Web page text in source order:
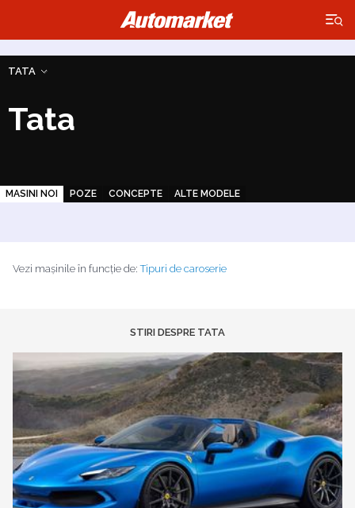
×
TATA
Tata
MASINI NOI POZE CONCEPTE ALTE MODELE
Vezi mașinile în funcție de:Tipuri de caroserie
STIRI DESPRE TATA